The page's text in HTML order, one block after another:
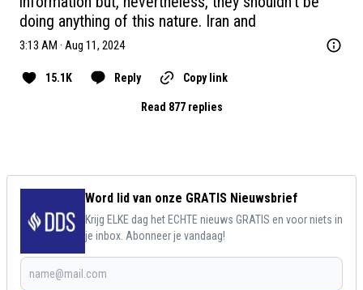
doing anything of this nature. Iran and
3:13 AM · Aug 11, 2024
15.1K Reply Copy link
Read 877 replies
Word lid van onze GRATIS Nieuwsbrief
Krijg ELKE dag het ECHTE nieuws GRATIS en voor niets in
je inbox. Abonneer je vandaag!